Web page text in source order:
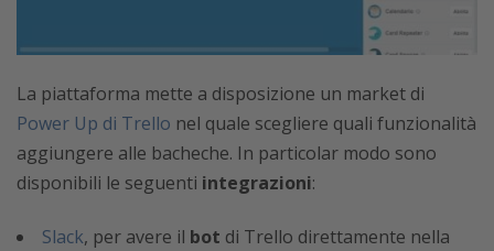
La piattaforma mette a disposizione un market di
Power Up di Trello nel quale scegliere quali funzionalità
aggiungere alle bacheche. In particolar modo sono
disponibili le seguenti integrazioni:
Slack, per avere il bot di Trello direttamente nella